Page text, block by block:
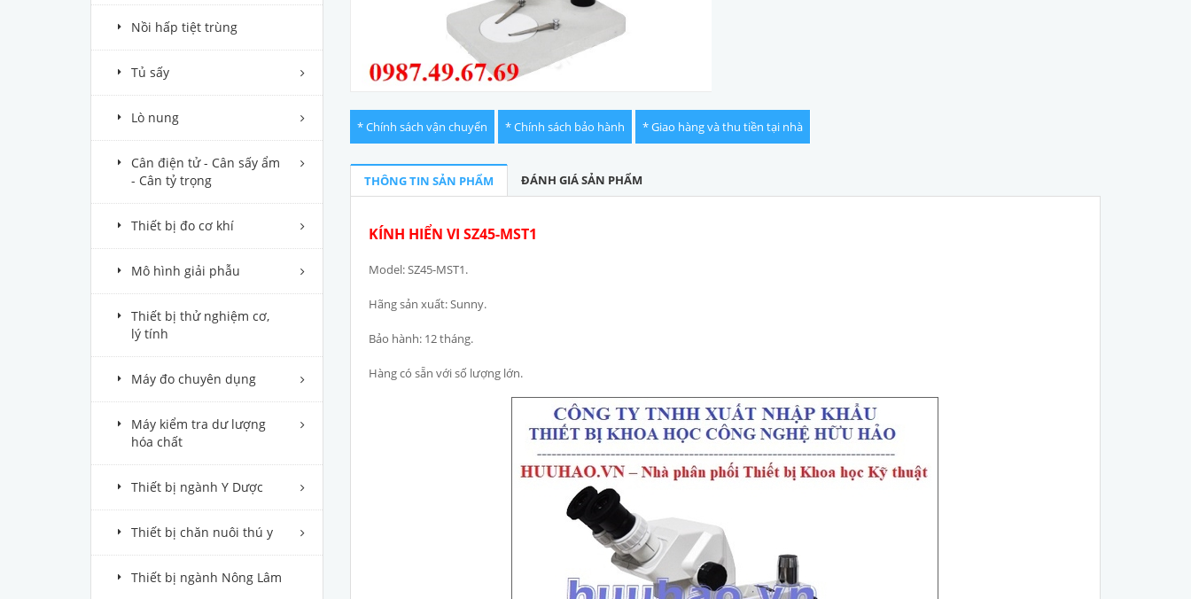
Nồi hấp tiệt trùng
Tủ sấy
Lò nung
Cân điện tử - Cân sấy ẩm
- Cân tỷ trọng
Thiết bị đo cơ khí
Mô hình giải phẫu
Thiết bị thử nghiệm cơ,
lý tính
Máy đo chuyên dụng
Máy kiểm tra dư lượng
hóa chất
Thiết bị ngành Y Dược
Thiết bị chăn nuôi thú y
Thiết bị ngành Nông Lâm
* Chính sách vận chuyển * Chính sách bảo hành * Giao hàng và thu tiền tại nhà
THÔNG TIN SẢN PHẨM ĐÁNH GIÁ SẢN PHẨM
KÍNH HIỂN VI SZ45-MST1
Model: SZ45-MST1.
Hãng sản xuất: Sunny.
Bảo hành: 12 tháng.
Hàng có sẵn với số lượng lớn.